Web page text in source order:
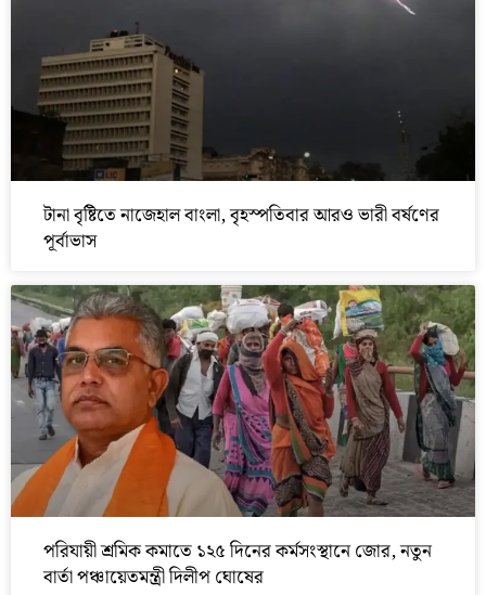
টানা বৃষ্টিতে নাজেহাল বাংলা, বৃহস্পতিবার আরও ভারী বর্ষণের
পূর্বাভাস
পরিযায়ী শ্রমিক কমাতে ১২৫ দিনের কর্মসংস্থানে জোর, নতুন
বার্তা পঞ্চায়েতমন্ত্রী দিলীপ ঘোষের